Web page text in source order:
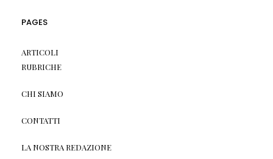
PAGES
ARTICOLI
RUBRICHE
CHI SIAMO
CONTATTI
LA NOSTRA REDAZIONE